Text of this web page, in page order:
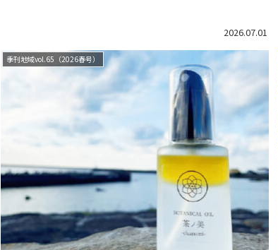
2026.07.01
季刊地域vol.65（2026春号）